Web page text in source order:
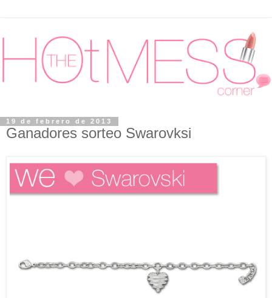
19 de febrero de 2013
Ganadores sorteo Swarovksi